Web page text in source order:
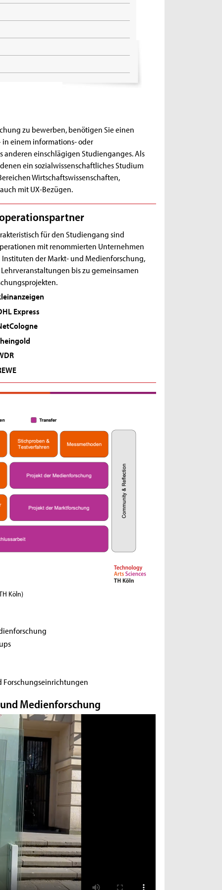
zu bewerben, benötigen Sie einen
in einem informations- oder
einschlägigen Studienganges. Als
ein sozialwissenschaftliches Studium
Wirtschaftswissenschaften,
mit UX-Bezügen.
für den Studiengang sind
mit renommierten Unternehmen
der Markt- und Medienforschung,
bis zu gemeinsamen
Express
Köln)
Forschungseinrichtungen
Medienforschung